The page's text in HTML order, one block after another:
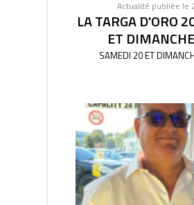
Actualité publiée le
LA TARGA D'ORO
ET
SAMEDI 20 ET